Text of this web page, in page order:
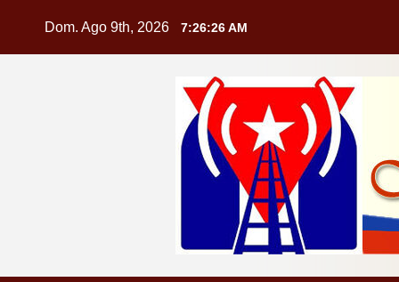
Dom. Ago 9th, 2026 7:26:27 AM